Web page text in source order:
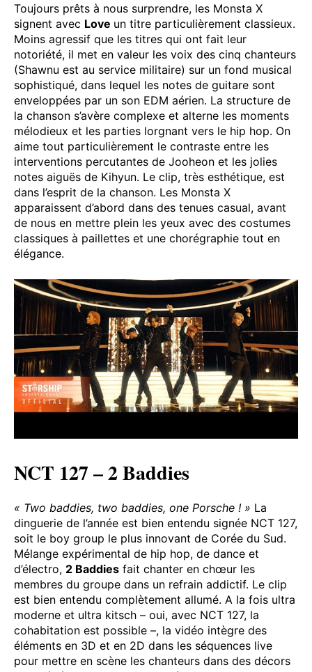
Toujours prêts à nous surprendre, les Monsta X
signent avec Love un titre particulièrement classieux.
Moins agressif que les titres qui ont fait leur
notoriété, il met en valeur les voix des cinq chanteurs
(Shawnu est au service militaire) sur un fond musical
sophistiqué, dans lequel les notes de guitare sont
enveloppées par un son EDM aérien. La structure de
la chanson s’avère complexe et alterne les moments
mélodieux et les parties lorgnant vers le hip hop. On
aime tout particulièrement le contraste entre les
interventions percutantes de Jooheon et les jolies
notes aiguës de Kihyun. Le clip, très esthétique, est
dans l’esprit de la chanson. Les Monsta X
apparaissent d’abord dans des tenues casual, avant
de nous en mettre plein les yeux avec des costumes
classiques à paillettes et une chorégraphie tout en
élégance.
NCT 127 – 2 Baddies
« Two baddies, two baddies, one Porsche ! » La
dinguerie de l’année est bien entendu signée NCT 127,
soit le boy group le plus innovant de Corée du Sud.
Mélange expérimental de hip hop, de dance et
d’électro, 2 Baddies fait chanter en chœur les
membres du groupe dans un refrain addictif. Le clip
est bien entendu complètement allumé. A la fois ultra
moderne et ultra kitsch – oui, avec NCT 127, la
cohabitation est possible –, la vidéo intègre des
éléments en 3D et en 2D dans les séquences live
pour mettre en scène les chanteurs dans des décors